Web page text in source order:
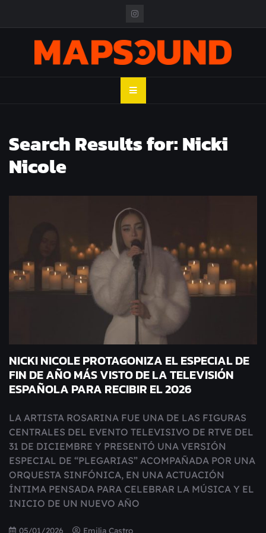
MAPSOUND
Search Results for:Nicki
Nicole
NICKI NICOLE PROTAGONIZA EL ESPECIAL DE
FIN DE AÑO MÁS VISTO DE LA TELEVISIÓN
ESPAÑOLA PARA RECIBIR EL 2026
LA ARTISTA ROSARINA FUE UNA DE LAS FIGURAS
CENTRALES DEL EVENTO TELEVISIVO DE RTVE DEL
31 DE DICIEMBRE Y PRESENTÓ UNA VERSIÓN
ESPECIAL DE “PLEGARIAS” ACOMPAÑADA POR UNA
ORQUESTA SINFÓNICA, EN UNA ACTUACIÓN
ÍNTIMA PENSADA PARA CELEBRAR LA MÚSICA Y EL
INICIO DE UN NUEVO AÑO
05/01/2026 Emilia Castro